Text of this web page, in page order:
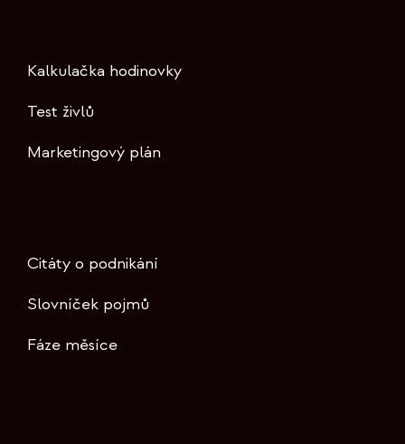
Kalkulačka hodinovky
Test živlů
Marketingový plán
Citáty o podnikání
Slovníček pojmů
Fáze měsíce